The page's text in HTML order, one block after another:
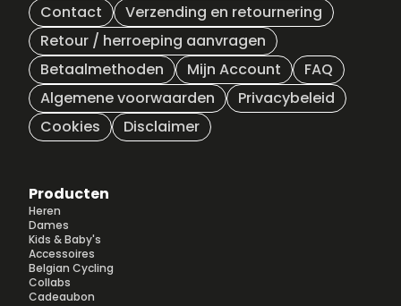
Contact
Verzending en retournering
Retour / herroeping aanvragen
Betaalmethoden
Mijn Account
FAQ
Algemene voorwaarden
Privacybeleid
Cookies
Disclaimer
Producten
Heren
Dames
Kids & Baby's
Accessoires
Belgian Cycling
Collabs
Cadeaubon